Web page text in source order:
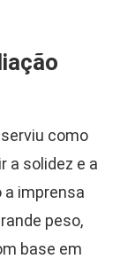
como
a solidez e a
a imprensa
peso,
base em